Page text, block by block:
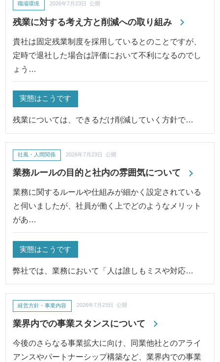
残業に対する考え方と削減への取り組み
職場環境 2026年7月23日 公開
貴社は固定残業制度を採用しているとのことですが、
定時で退社した場合は評価において不利になるのでし
ょう…
実態はこうです
残業については、できるだけ削減していく方針で…
業務ルールの目的と社内の雰囲気について
社風・人間関係 2026年7月23日 公開
業務に関するルールや仕組みが細かく設定されている
と伺いましたが、社員が働く上でどのようなメリット
があ…
実態はこうです
弊社では、業務において「人は誰しもミスや対応…
業界内での事業スタンスについて
経営方針・事業内容 2026年7月23日 公開
今後のさらなる事業拡大に向け、同業他社とのアライ
アンスやパートナーシップ構築など、業界内での事業